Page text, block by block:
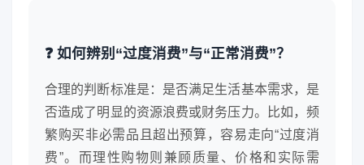
❓ 如何辨别“过度消费”与“正常消费”？
合理的判断标准是：是否满足生活基本需求，是
否造成了明显的资源浪费或财务压力。比如，频
繁购买非必需品且超出预算，容易走向“过度消
费”。而理性购物则兼顾质量、价格和实际需